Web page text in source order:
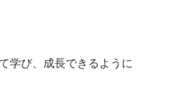
学び、成長できるように